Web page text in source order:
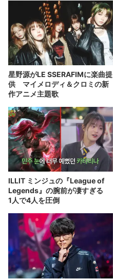
星野源がLE SSERAFIMに楽曲提
供 マイメロディ＆クロミの新
作アニメ主題歌
ILLIT ミンジュの『League of
Legends』の腕前が凄すぎる
1人で4人を圧倒